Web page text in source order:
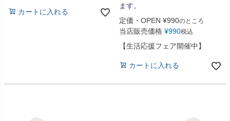
カートに入れる
ます。
定価・OPEN ¥990のところ
当店販売価格 ¥990税込
【生活応援フェア開催中】
カートに入れる